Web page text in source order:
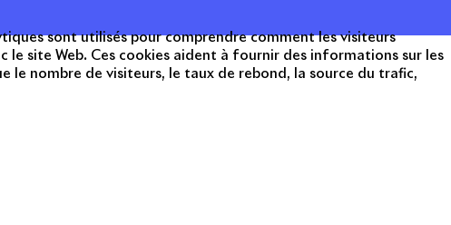
sont utilisés pour comprendre comment les visiteurs
le site Web. Ces cookies aident à fournir des informations sur les
le nombre de visiteurs, le taux de rebond, la source du trafic,